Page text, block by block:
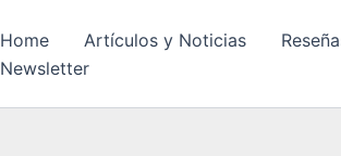
Home Artículos y Noticias
Newsletter